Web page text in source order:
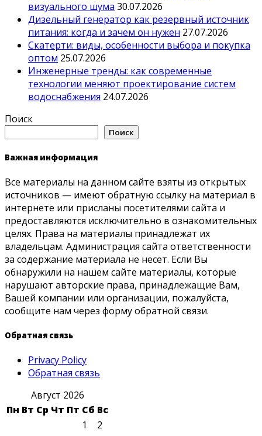
визуального шума 30.07.2026
Дизельный генератор как резервный источник
питания: когда и зачем он нужен 27.07.2026
Скатерти: виды, особенности выбора и покупка
оптом 25.07.2026
Инженерные тренды: как современные
технологии меняют проектирование систем
водоснабжения 24.07.2026
Поиск
Поиск
Важная информация
Все материалы на данном сайте взяты из открытых
источников — имеют обратную ссылку на материал в
интернете или присланы посетителями сайта и
предоставляются исключительно в ознакомительных
целях. Права на материалы принадлежат их
владельцам. Администрация сайта ответственности
за содержание материала не несет. Если Вы
обнаружили на нашем сайте материалы, которые
нарушают авторские права, принадлежащие Вам,
Вашей компании или организации, пожалуйста,
сообщите нам через форму обратной связи.
Обратная связь
Privacy Policy
Обратная связь
Август 2026
Пн Вт Ср Чт Пт Сб Вс
1
2